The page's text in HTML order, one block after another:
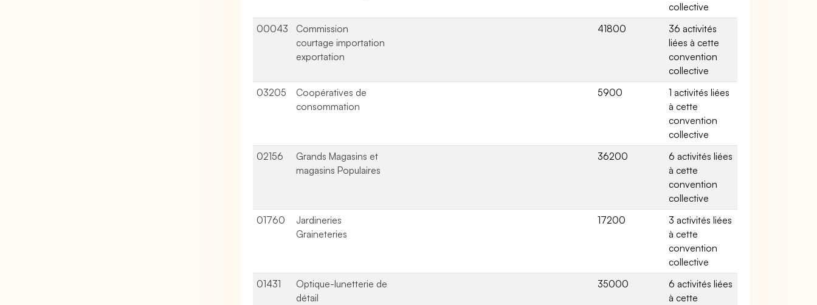
collective
00043
Commission
courtage importation
exportation
41800
36 activités
liées à cette
convention
collective
03205
Coopératives de
consommation
5900
1 activités liées
à cette
convention
collective
02156
Grands Magasins et
magasins Populaires
36200
6 activités liées
à cette
convention
collective
01760
Jardineries
Graineteries
17200
3 activités liées
à cette
convention
collective
01431
Optique-lunetterie de
détail
35000
6 activités liées
à cette